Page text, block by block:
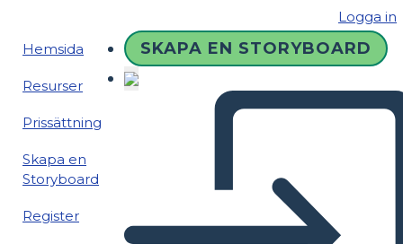
Logga in
Hemsida
Resurser
Prissättning
Skapa en
Storyboard
Register
SKAPA EN STORYBOARD